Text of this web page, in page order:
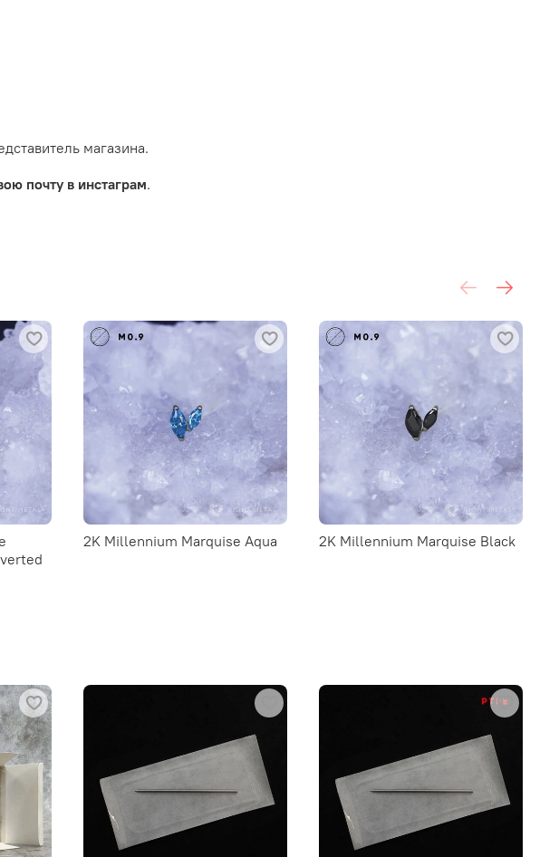
магазина.
почту в инстаграм.
2K Millennium Marquise Aqua 2K Millennium Marquise Black